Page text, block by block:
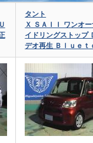
タント
Ｘ ＳＡＩＩ ワンオ
イドリングストップ
デオ再生 Ｂｌｕｅｔ